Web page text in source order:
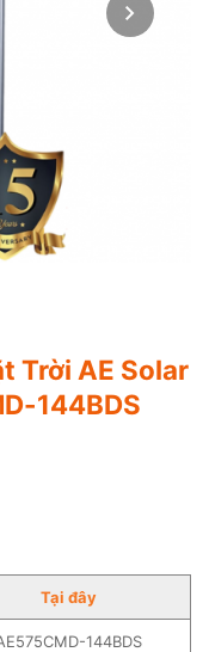
Trời AE Solar
144BDS
Tại đây
144BDS